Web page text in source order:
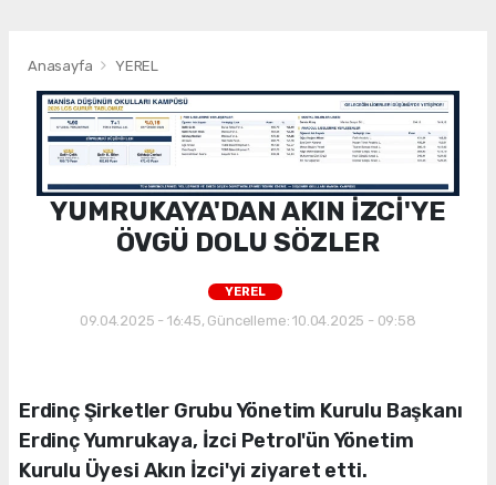
Anasayfa YEREL
YUMRUKAYA'DAN AKIN İZCİ'YE
ÖVGÜ DOLU SÖZLER
YEREL
09.04.2025 - 16:45, Güncelleme: 10.04.2025 - 09:58
Erdinç Şirketler Grubu Yönetim Kurulu Başkanı
Erdinç Yumrukaya, İzci Petrol'ün Yönetim
Kurulu Üyesi Akın İzci'yi ziyaret etti.